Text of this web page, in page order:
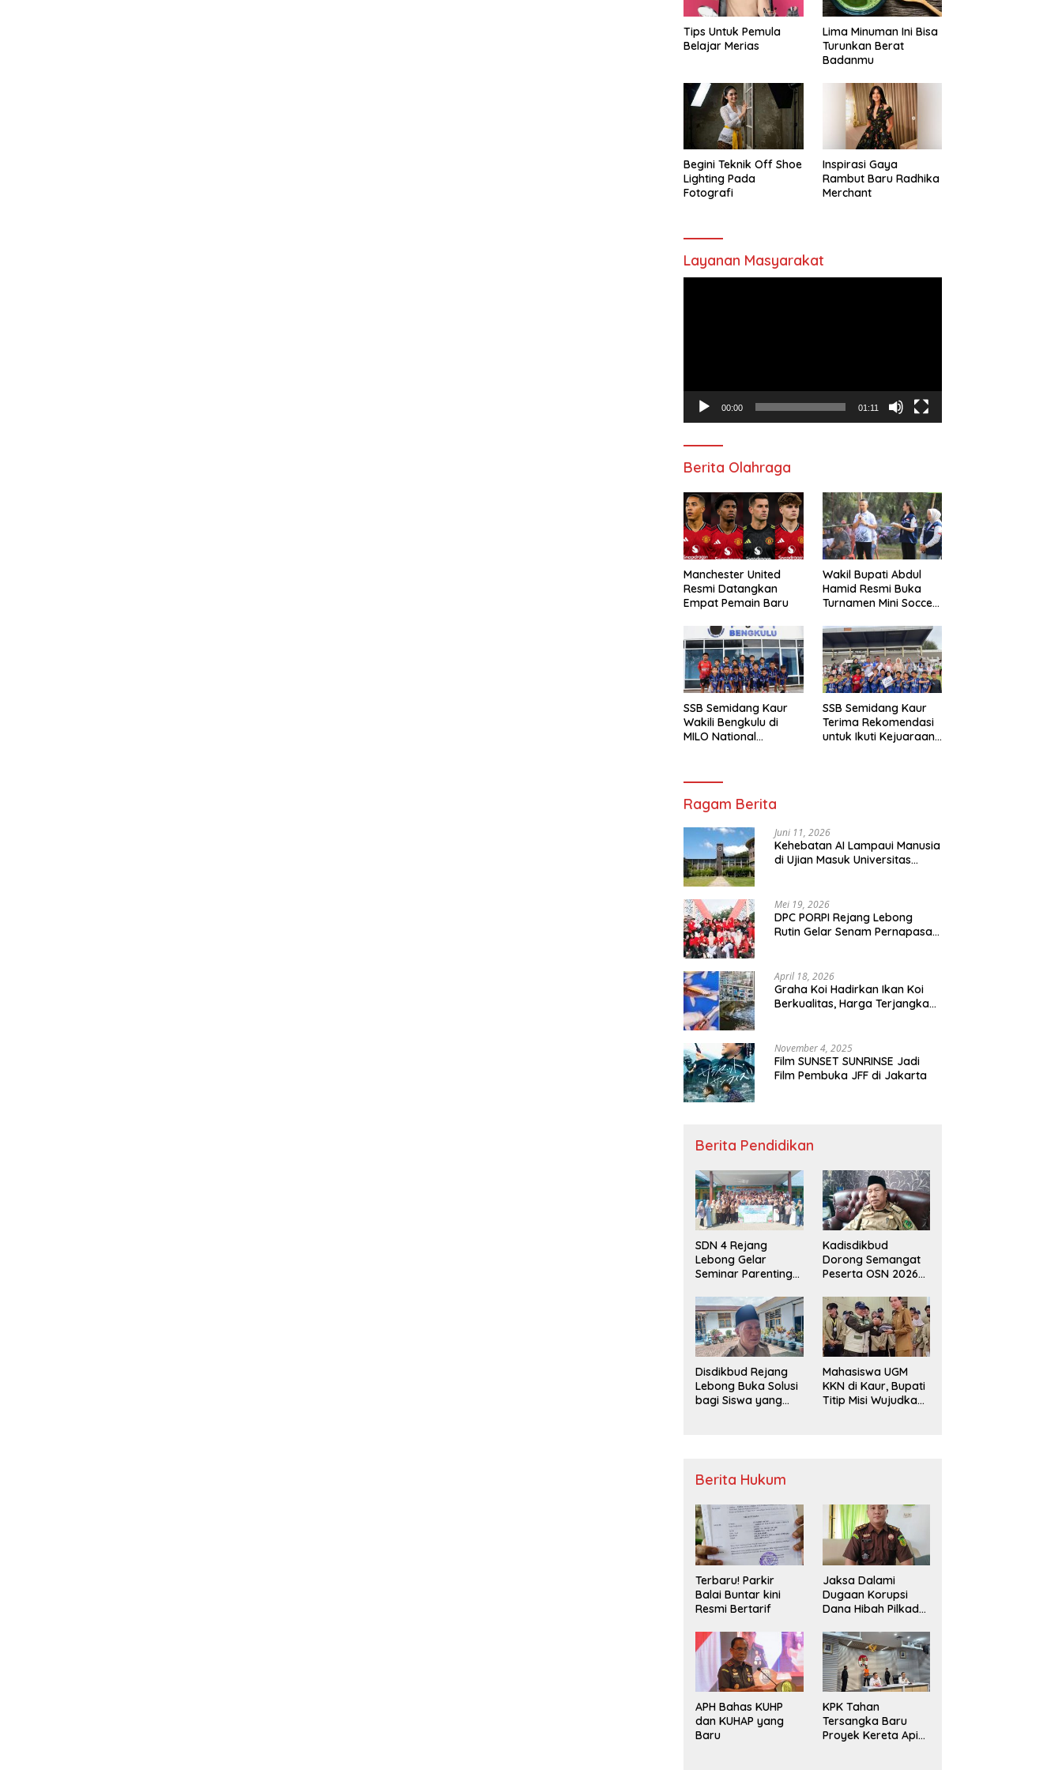
Tips Untuk Pemula
Belajar Merias
Lima Minuman Ini Bisa
Turunkan Berat
Badanmu
Begini Teknik Off Shoe
Lighting Pada
Fotografi
Inspirasi Gaya
Rambut Baru Radhika
Merchant
Layanan Masyarakat
00:00 01:11
Berita Olahraga
Manchester United
Resmi Datangkan
Empat Pemain Baru
Wakil Bupati Abdul
Hamid Resmi Buka
Turnamen Mini Soccer
SSB Semidang Kaur
Wakili Bengkulu di
MILO National
SSB Semidang Kaur
Terima Rekomendasi
untuk Ikuti Kejuaraan
Ragam Berita
Juni 11, 2026
Kehebatan AI Lampaui Manusia
di Ujian Masuk Universitas
Mei 19, 2026
DPC PORPI Rejang Lebong
Rutin Gelar Senam Pernapasan
April 18, 2026
Graha Koi Hadirkan Ikan Koi
Berkualitas, Harga Terjangkau
November 4, 2025
Film SUNSET SUNRINSE Jadi
Film Pembuka JFF di Jakarta
Berita Pendidikan
SDN 4 Rejang
Lebong Gelar
Seminar Parenting
Bullying,
Kadisdikbud: Patut
Jadi Contoh
Kadisdikbud
Dorong Semangat
Peserta OSN 2026
Disdikbud Rejang
Lebong Buka Solusi
bagi Siswa yang
Mahasiswa UGM
KKN di Kaur, Bupati
Titip Misi Wujudkan
Berita Hukum
Terbaru! Parkir
Balai Buntar kini
Resmi Bertarif
Jaksa Dalami
Dugaan Korupsi
Dana Hibah Pilkada
Kaur
APH Bahas KUHP
dan KUHAP yang
Baru
KPK Tahan
Tersangka Baru
Proyek Kereta Api